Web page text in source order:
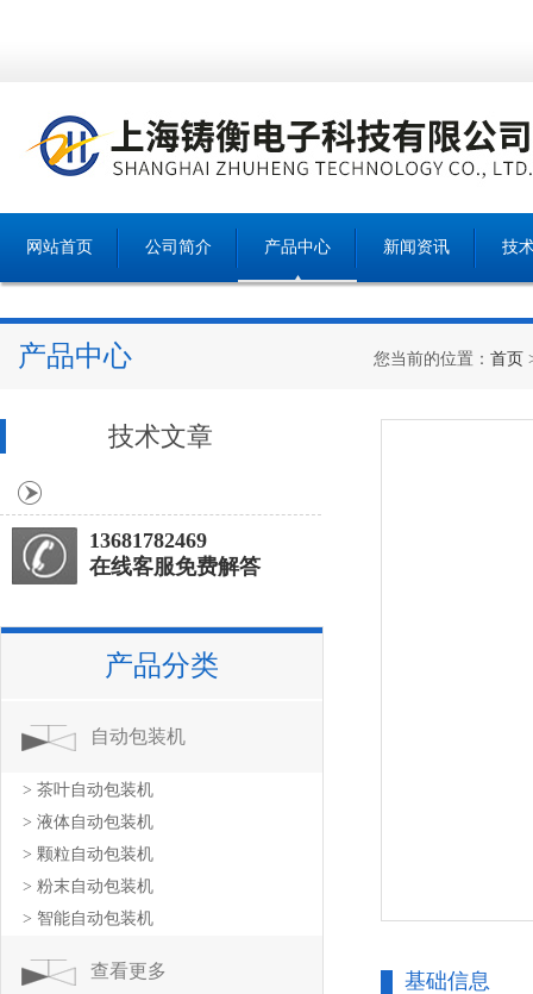
网站首页 公司简介 产品中心 新闻资讯 技
产品中心 您当前的位置： 首页
基础信息
技术文章
13681782469
在线客服免费解答
产品分类
自动包装机
> 茶叶自动包装机
> 液体自动包装机
> 颗粒自动包装机
> 粉末自动包装机
> 智能自动包装机
查看更多